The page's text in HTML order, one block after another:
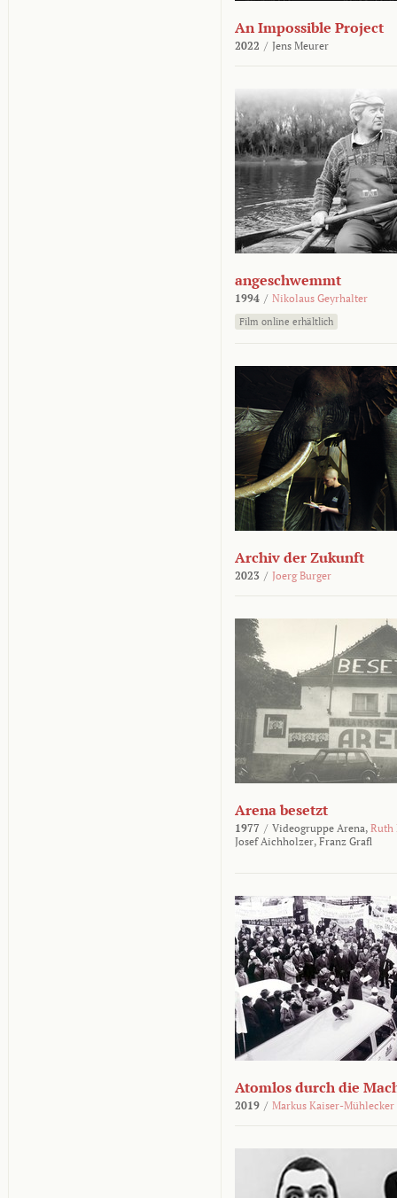
An Impossible Project
2022 / Jens Meurer
angeschwemmt
1994 / Nikolaus Geyrhalter
Film online erhältlich
Archiv der Zukunft
2023 / Joerg Burger
Arena besetzt
1977 / Videogruppe Arena, Ruth
Josef Aichholzer, Franz Grafl
Atomlos durch die
2019 / Markus Kaiser-Mühlecker